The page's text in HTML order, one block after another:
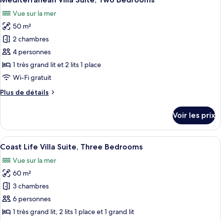
Hot
Tub,
Sea
View
Nissaki
VIP
Suite
with
Indoor
and
Outdoor
Hot
Sea
toutes
les
photos
pour
ce
type
de
chambre :
Mediterranean
Two
Bedrooms
Vue sur la mer
50 m²
2 chambres
4 personnes
1 très grand lit et 2 lits 1 place
Wi-Fi gratuit
Plus de détails
Plus
le
type
de
Mediterranean
Villa
Suite,
Two
Bedrooms
Voir les prix
Afficher
toutes
les
photos
pour
ce
type
Une chambre moderne avec un
12
Coast Life Villa Suite, Three Bedrooms
Vue sur la mer
60 m²
3 chambres
6 personnes
1 très grand lit, 2 lits 1 place et 1 grand lit